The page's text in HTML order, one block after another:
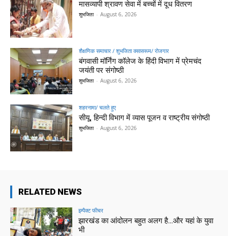
मासव्यापी श्रावण सेवा में बच्चों में दूध वितरण
शुभजिता - August 6, 2026
शैक्षणिक समाचार / शुभजिता क्सासरूम/ रोजगार
बंगवासी मॉर्निंग कॉलेज के हिंदी विभाग में प्रेमचंद
जयंती पर संगोष्ठी
शुभजिता - August 6, 2026
शहरनामा/ चलते हुए
सीयू, हिन्दी विभाग में व्यास पूजन व राष्ट्रीय संगोष्ठी
शुभजिता - August 6, 2026
RELATED NEWS
इम्पैक्ट फीचर
झारखंड का आंदोलन बहुत अलग है…और यहां के युवा
भी